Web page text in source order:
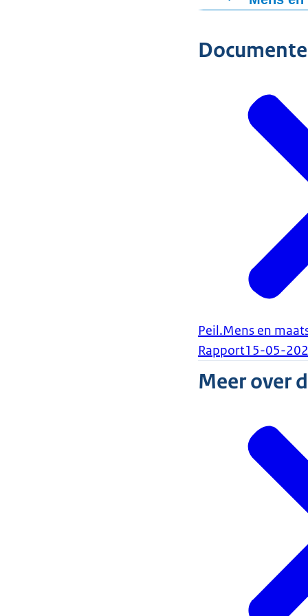
kennis,
leerlingen
bepalen is.
moeilijker
Het
beleven.
algemeen
Verder zien
burgerschap
ontbreken
bekwaam
Bekijk de
(gepubliceerd
Peil.Mens en
Rapport15-05-
Meer over